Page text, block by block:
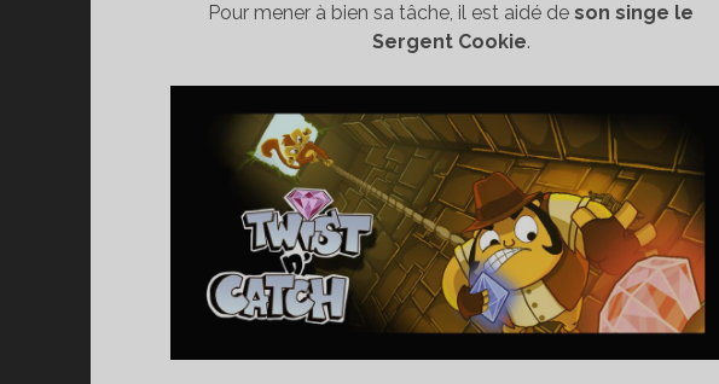
Pour mener à bien sa tâche, il est aidé deson singe le
Sergent Cookie.